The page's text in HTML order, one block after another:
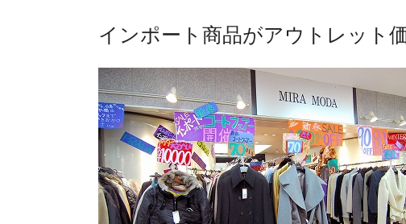
インポート商品がアウトレット